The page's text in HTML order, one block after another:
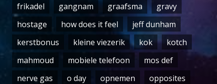
frikadel
gangnam graafsma
gravy
hostage
how does it feel
jeff dunham
kerstbonus
kleine viezerik kok
kotch
mahmoud
mobiele telefoon
mos def
nerve gas
o day opnemen opposites